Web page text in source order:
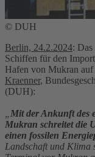
© DUH
Berlin, 24.2.2024:
Schiffen für den
Hafen von Mukran
Kraenner,
(DUH):
Mit der Ankunft des
Mukran schreitet die
einen fossilen
Landschaft und Klima